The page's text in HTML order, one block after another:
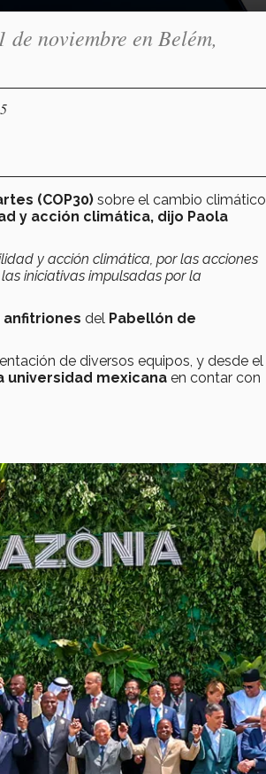
noviembre en Belém,
(COP30) sobre el cambio climático
y acción climática, dijo Paola
y acción climática, por las acciones
iniciativas impulsadas por la
anfitriones del Pabellón de
de diversos equipos, y desde el
universidad mexicana en contar con